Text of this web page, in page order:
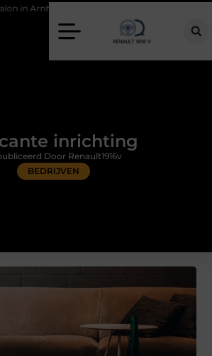
dan alleen een knipbeurt
inrichting
BEDRIJVEN
Door Renault1916v